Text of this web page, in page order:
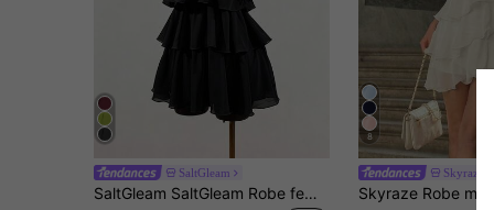
SaltGleam
SaltGleam SaltGleam Robe femme couleur unie mode française à volants multicouches avec col licou et bretelles à nouer
8
Skyraze